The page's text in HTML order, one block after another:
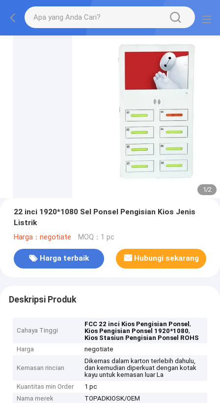
1/2
22 inci 1920*1080 Sel Ponsel Pengisian Kios Jenis
Listrik
Harga：negotiate MOQ：1 pc
Harga terbaik Hubungi sekarang
Deskripsi Produk
Cahaya Tinggi
FCC 22 inci Kios Pengisian Ponsel,
Kios Pengisian Ponsel 1920*1080,
Kios Stasiun Pengisian Ponsel ROHS
Harga
negotiate
Kemasan rincian
Dikemas dalam karton terlebih dahulu,
dan kemudian diperkuat dengan kotak
kayu untuk kemasan luar La
Kuantitas min Order
1 pc
Nama merek
TOPADKIOSK/OEM